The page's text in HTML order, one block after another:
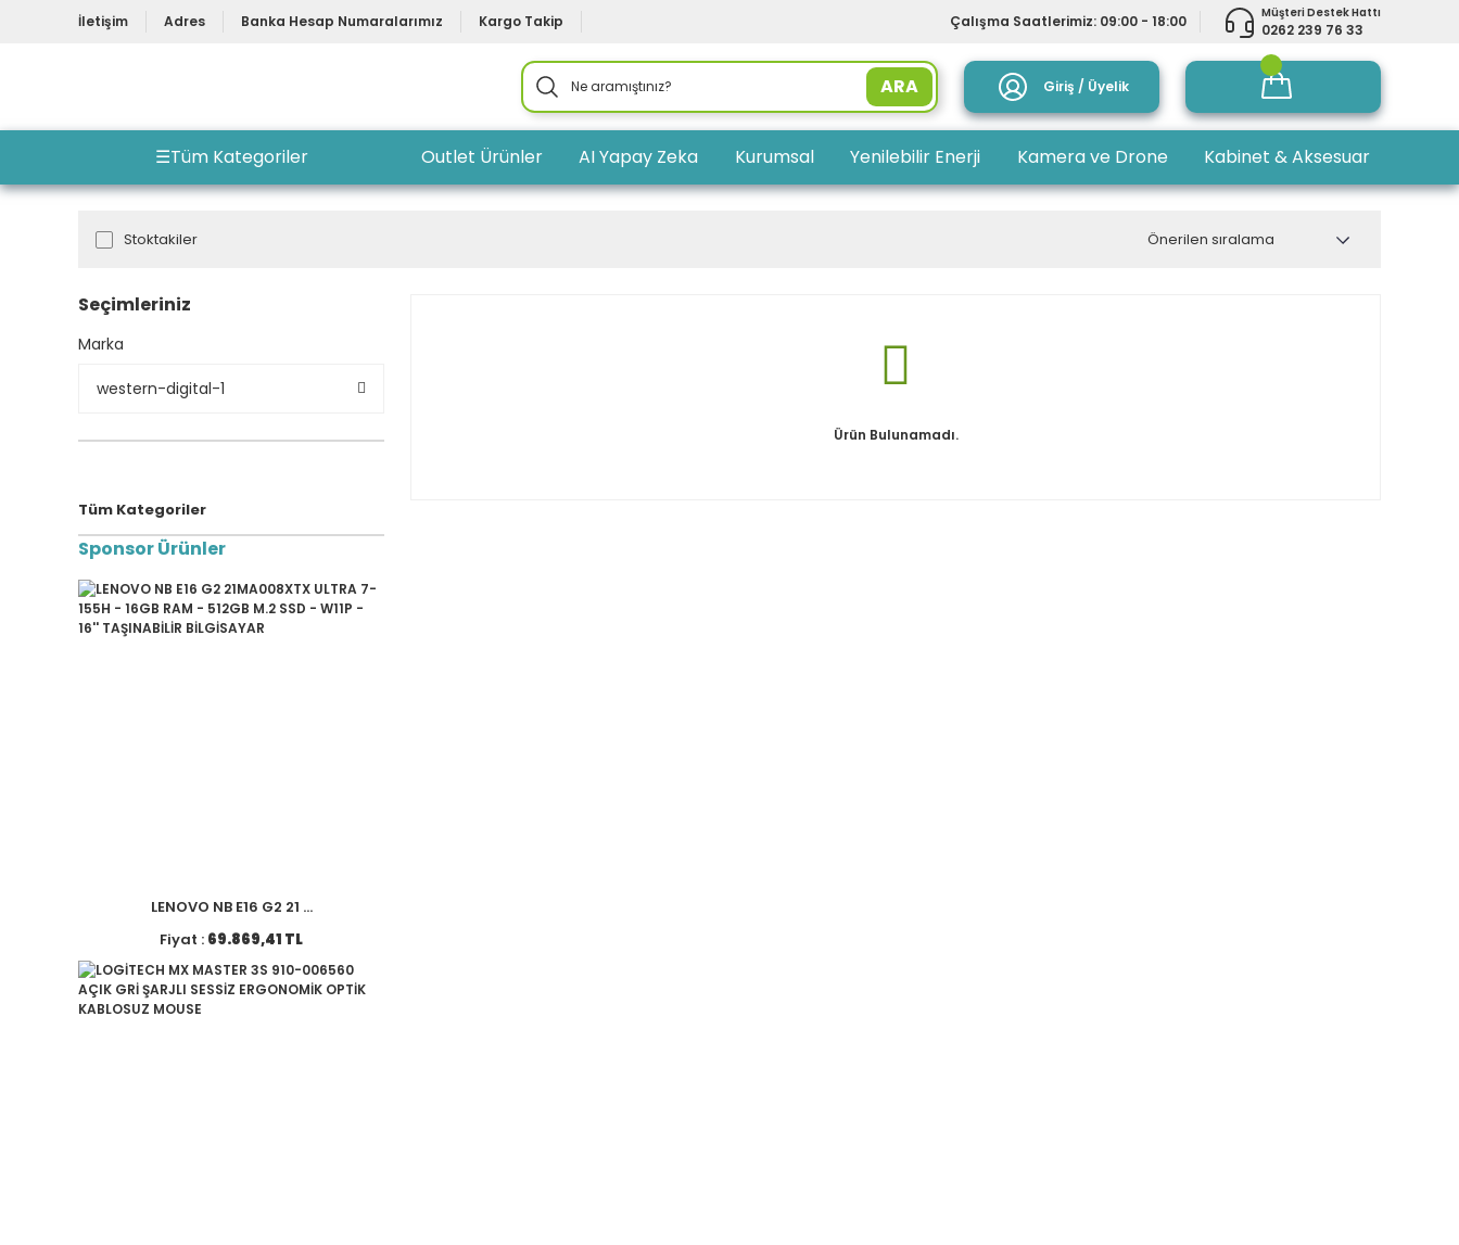
İletişim Adres Banka Hesap Numaralarımız Kargo Takip Çalışma Saatlerimiz: 09:00 - 18:00 Müşteri Destek Hattı
0262 239 76 33
ARA Giriş / Üyelik
☰Tüm Kategoriler Outlet Ürünler AI Yapay Zeka Kurumsal Yenilebilir Enerji Kamera ve Drone Kabinet & Aksesuar
Stoktakiler
Seçimleriniz
Marka
western-digital-1
Tüm Kategoriler
Sponsor Ürünler
LENOVO NB E16 G2 21 ...
Fiyat : 69.869,41 TL
Ürün Bulunamadı.